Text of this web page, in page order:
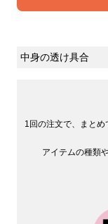
中身の透け具合
の基準として中
1回の注文で、まと
アイテムの種類